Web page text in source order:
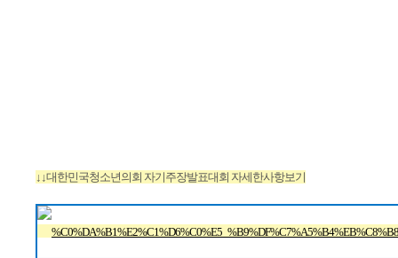
↓↓대한민국청소년의회 자기주장발표대회 자세한사항보기